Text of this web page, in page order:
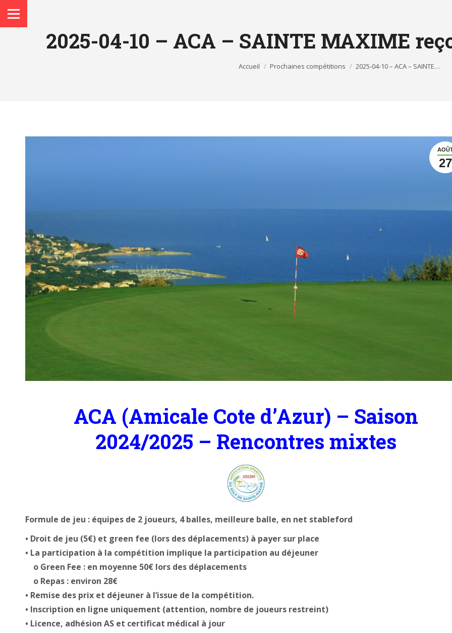
2025-04-10 – ACA – SAINTE MAXIME
Accueil Prochaines compétitions 2025-04-10 – ACA – SAINTE…
27
ACA (Amicale Cote d’Azur) – Saison
2024/2025 – Rencontres mixtes
Formule de jeu : équipes de 2 joueurs, 4 balles, meilleure balle, en net stableford
• Droit de jeu (5€) et green fee (lors des déplacements) à payer sur place
• La participation à la compétition implique la participation au déjeuner
o Green Fee : en moyenne 50€ lors des déplacements
o Repas : environ 28€
• Remise des prix et déjeuner à l’issue de la compétition.
• Inscription en ligne uniquement (attention, nombre de joueurs restreint)
• Licence, adhésion AS et certificat médical à jour